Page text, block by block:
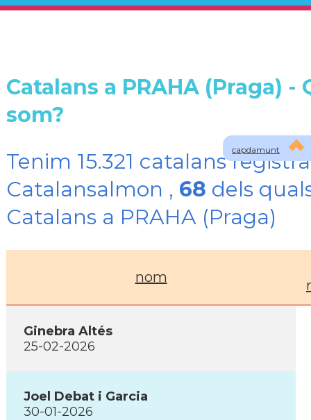
capdamunt
Catalans a PRAHA (Praga) -
som?
Tenim 15.321 catalans
Catalansalmon , 68 dels
Catalans a PRAHA (Praga)
nom
Ginebra Altés
25-02-2026
Joel Debat i Garcia
30-01-2026